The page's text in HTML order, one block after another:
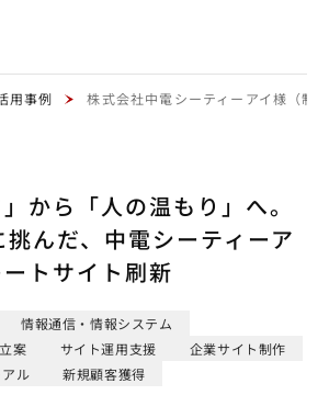
用事例 株式会社中電シーティーアイ様（制
から「人の温もり」へ。
んだ、中電シーティーア
トサイト刷新
情報通信・情報システム
案
サイト運用支援
企業サイト制作
ル
新規顧客獲得